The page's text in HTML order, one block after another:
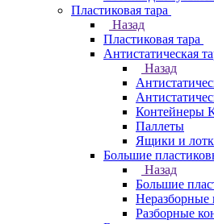
Пластиковая тара
Назад
Пластиковая тара
Антистатическая
Назад
Контейнеры
Паллеты
Ящики и
Большие
Назад
Большие
Неразборные
Разборные